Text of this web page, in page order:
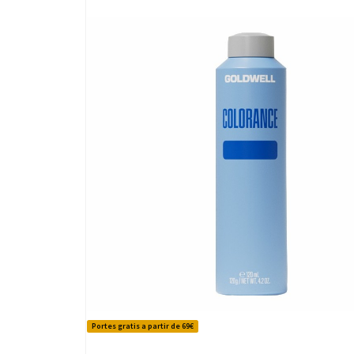
Portes gratis a partir de 69€